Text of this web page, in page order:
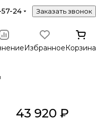
24 Заказать звонок
ИзбранноеКорзина
43 920 ₽